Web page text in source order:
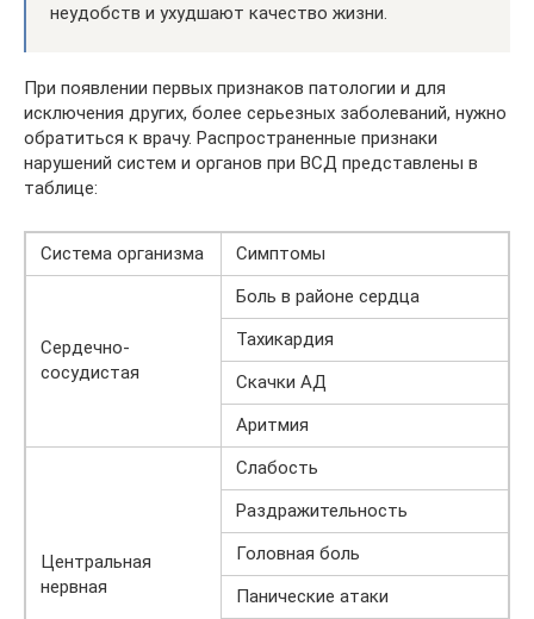
неудобств и ухудшают качество жизни.
При появлении первых признаков патологии и для
исключения других, более серьезных заболеваний, нужно
обратиться к врачу. Распространенные признаки
нарушений систем и органов при ВСД представлены в
таблице:
Система организма Симптомы
Сердечно-
сосудистая
Боль в районе сердца
Тахикардия
Скачки АД
Аритмия
Центральная
нервная
Слабость
Раздражительность
Головная боль
Панические атаки